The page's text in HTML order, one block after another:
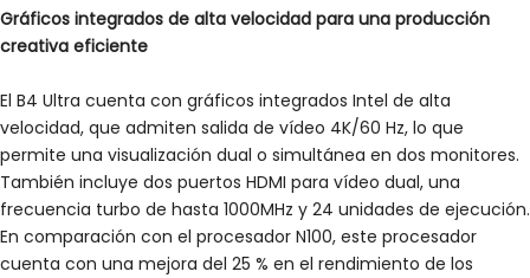
Gráficos integrados de alta velocidad para una producción
creativa eficiente
El B4 Ultra cuenta con gráficos integrados Intel de alta
velocidad, que admiten salida de vídeo 4K/60 Hz, lo que
permite una visualización dual o simultánea en dos monitores.
También incluye dos puertos HDMI para vídeo dual, una
frecuencia turbo de hasta 1000MHz y 24 unidades de ejecución.
En comparación con el procesador N100, este procesador
cuenta con una mejora del 25 % en el rendimiento de los